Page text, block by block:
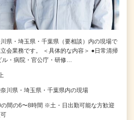
県・埼玉県・千葉県（要相談）内の現場で
会業務です。 ＜具体的な内容＞ ●日常清掃
ル・病院・官公庁・研修…
川県・埼玉県・千葉県内の現場
間の6〜8時間 ※土・日出勤可能な方歓迎